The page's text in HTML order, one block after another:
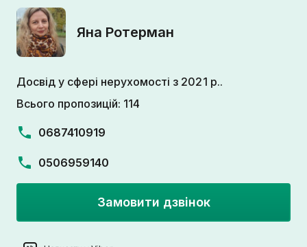
Яна Ротерман
Досвід у сфері нерухомості з 2021 р..
Всього пропозицій: 114
0687410919
0506959140
Замовити дзвінок